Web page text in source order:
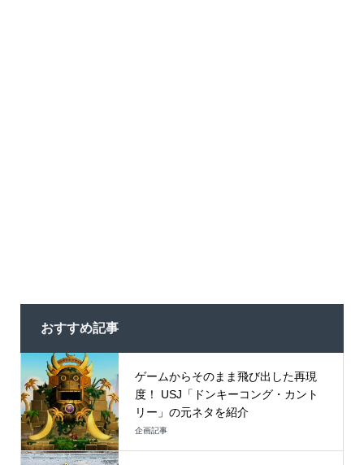
おすすめ記事
ゲームからそのまま飛び出した再現
度！ USJ「ドンキーコング・カント
リー」の元ネタを紹介
企画記事